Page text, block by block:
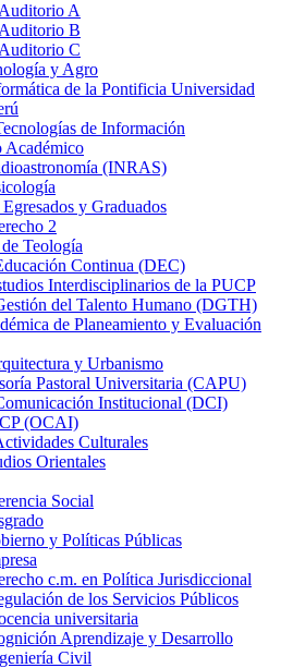
A
B
C
y Agro
de la Pontificia Universidad
de Información
Académico
(INRAS)
y Graduados
2
Teología
Continua (DEC)
Interdisciplinarios de la PUCP
del Talento Humano (DGTH)
de Planeamiento y Evaluación
y Urbanismo
Pastoral Universitaria (CAPU)
Institucional (DCI)
(OCAI)
Culturales
Orientales
Social
y Políticas Públicas
c.m. en Política Jurisdiccional
de los Servicios Públicos
universitaria
Aprendizaje y Desarrollo
Civil